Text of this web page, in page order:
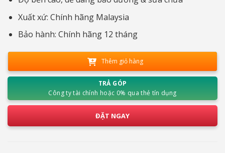
Xuất xứ: Chính hãng Malaysia
Bảo hành: Chính hãng 12 tháng
Thêm giỏ hàng
TRẢ GÓP
Công ty tài chính hoặc 0% qua thẻ tín dụng
ĐẶT NGAY